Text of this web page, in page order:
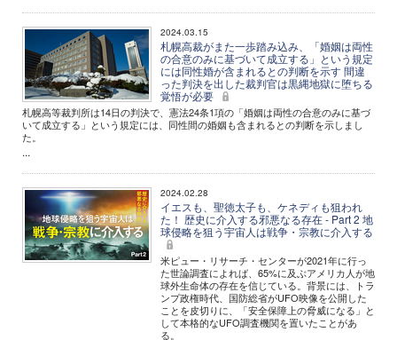
2024.03.15
札幌高裁がまた一歩踏み込み、「婚姻は両性
の合意のみに基づいて成立する」という規定
には同性婚が含まれるとの判断を示す 間違
った判決を出した裁判官は黒縄地獄に堕ちる
覚悟が必要
札幌高等裁判所は14日の判決で、憲法24条1項の「婚姻は両性の合意のみに基づ
いて成立する」という規定には、同性間の婚姻も含まれるとの判断を示しまし
た。
...
2024.02.28
イエスも、聖徳太子も、ケネディも狙われ
た！ 歴史に介入する邪悪なる存在 - Part 2 地
球侵略を狙う宇宙人は戦争・宗教に介入する
米ピュー・リサーチ・センターが2021年に行っ
た世論調査によれば、65%に及ぶアメリカ人が地
球外生命体の存在を信じている。背景には、トラ
ンプ政権時代、国防総省がUFO映像を公開した
ことを皮切りに、「安全保障上の脅威になる」と
して本格的なUFO調査機関を置いたことがあ
る。